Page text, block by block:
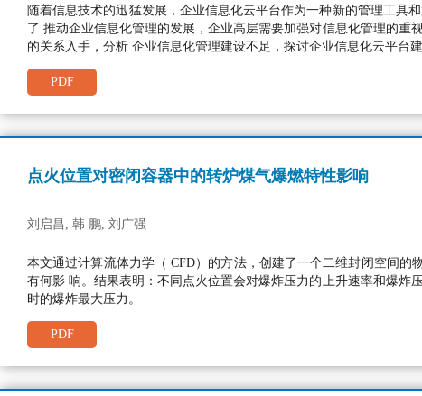
随着信息技术的迅猛发展，企业信息化云平台作为一种新的管理工具
了 推动企业信息化管理的发展，企业高层需要加强对信息化管理的
的关系入手，分析 企业信息化管理建设不足，探讨企业信息化云平台
PDF
点火位置对密闭容器中的转炉煤气爆燃特性影响
刘启昌, 韩 鹏, 刘广强
本文通过计算流体力学（ CFD）的方法，创建了一个二维封闭空间
有何影 响。结果表明：不同点火位置会对爆炸压力的上升速率和爆
时的爆炸最大压力。
PDF